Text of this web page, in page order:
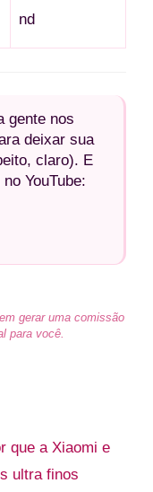
nd
gente nos
deixar sua
claro). E
YouTube:
gerar uma comissão
para você.
que a Xiaomi e
ultra finos